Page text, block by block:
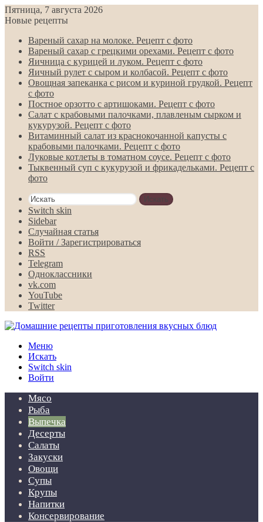
Пятница, 7 августа 2026
Новые рецепты
Вареный сахар на молоке. Рецепт с фото
Вареный сахар с грецкими орехами. Рецепт с фото
Яичница с курицей и луком. Рецепт с фото
Яичный рулет с сыром и колбасой. Рецепт с фото
Овощная запеканка с рисом и куриной грудкой. Рецепт
с фото
Постное орзотто с артишоками. Рецепт с фото
Салат с крабовыми палочками, плавленым сырком и
кукурузой. Рецепт с фото
Витаминный салат из краснокочанной капусты с
крабовыми палочками. Рецепт с фото
Луковые котлеты в томатном соусе. Рецепт с фото
Тыквенный суп с кукурузой и фрикадельками. Рецепт с
фото
Искать
Switch skin
Sidebar
Случайная статья
Войти / Зарегистрироваться
RSS
Telegram
Одноклассники
vk.com
YouTube
Twitter
Меню
Искать
Switch skin
Войти
Мясо
Рыба
Выпечка
Десерты
Салаты
Закуски
Овощи
Супы
Крупы
Напитки
Консервирование